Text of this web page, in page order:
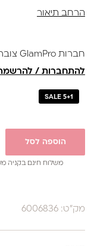
הרחב תיאור
חברות GlamPro צוברות נקודות
להתחברות /
SALE 5+1
הוספה לסל
משלוח חינם בקניה מעל 399
מק"ט: 6006836